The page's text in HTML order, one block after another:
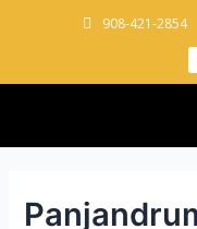
908-421-2854